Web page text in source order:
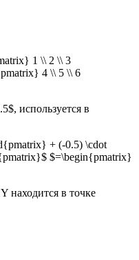
1 \\ 2 \\ 3
4 \\ 5 \\ 6
используется в
+ (-0.5) \cdot
$=\begin{pmatrix}
находится в точке